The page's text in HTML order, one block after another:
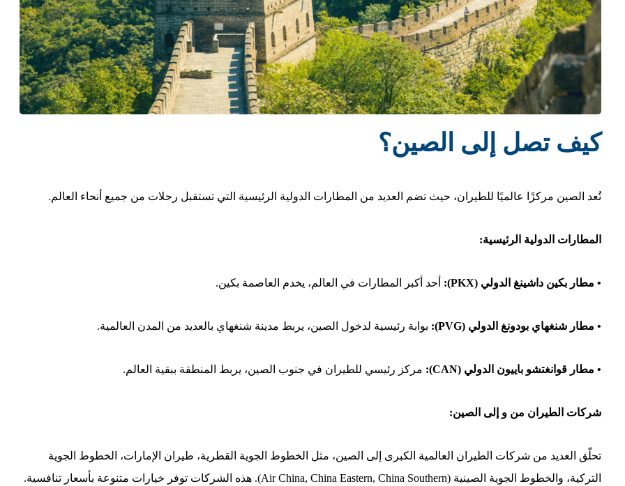
كيف تصل إلى الصين؟
تُعد الصين مركزًا عالميًا للطيران، حيث تضم العديد من المطارات الدولية الرئيسية التي تستقبل رحلات من جميع أنحاء العالم.
المطارات الدولية الرئيسية:
• مطار بكين داشينغ الدولي (PKX): أحد أكبر المطارات في العالم، يخدم العاصمة بكين.
• مطار شنغهاي بودونغ الدولي (PVG): بوابة رئيسية لدخول الصين، يربط مدينة شنغهاي بالعديد من المدن العالمية.
• مطار قوانغتشو باييون الدولي (CAN): مركز رئيسي للطيران في جنوب الصين، يربط المنطقة ببقية العالم.
شركات الطيران من و إلى الصين:
تحلّق العديد من شركات الطيران العالمية الكبرى إلى الصين، مثل الخطوط الجوية القطرية، طيران الإمارات، الخطوط الجوية
التركية، والخطوط الجوية الصينية (Air China, China Eastern, China Southern). هذه الشركات توفر خيارات متنوعة بأسعار تنافسية.